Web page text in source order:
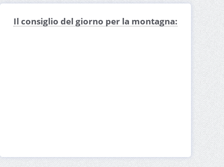
Il consiglio del giorno per la montagna: